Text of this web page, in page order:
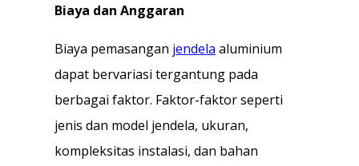
Biaya dan Anggaran
Biaya pemasangan jendela aluminium
dapat bervariasi tergantung pada
berbagai faktor. Faktor-faktor seperti
jenis dan model jendela, ukuran,
kompleksitas instalasi, dan bahan